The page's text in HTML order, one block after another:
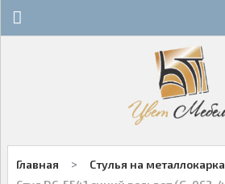
ДЕРЕВЯННЫЕ СТОЛЫ
ОБЕДЕННЫЕ ГРУППЫ
СТУЛЬЯ НА МЕТАЛЛОКАРКАСЕ
Главная > Стулья на